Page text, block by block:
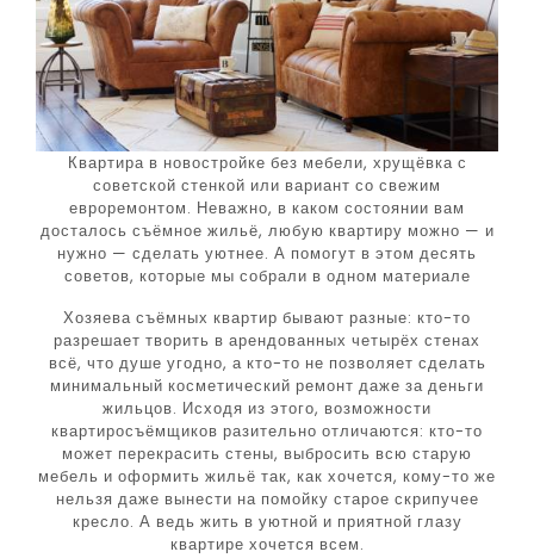
Квартира в новостройке без мебели, хрущёвка с
советской стенкой или вариант со свежим
евроремонтом. Неважно, в каком состоянии вам
досталось съёмное жильё, любую квартиру можно — и
нужно — сделать уютнее. А помогут в этом десять
советов, которые мы собрали в одном материале
Хозяева съёмных квартир бывают разные: кто-то
разрешает творить в арендованных четырёх стенах
всё, что душе угодно, а кто-то не позволяет сделать
минимальный косметический ремонт даже за деньги
жильцов. Исходя из этого, возможности
квартиросъёмщиков разительно отличаются: кто-то
может перекрасить стены, выбросить всю старую
мебель и оформить жильё так, как хочется, кому-то же
нельзя даже вынести на помойку старое скрипучее
кресло. А ведь жить в уютной и приятной глазу
квартире хочется всем.